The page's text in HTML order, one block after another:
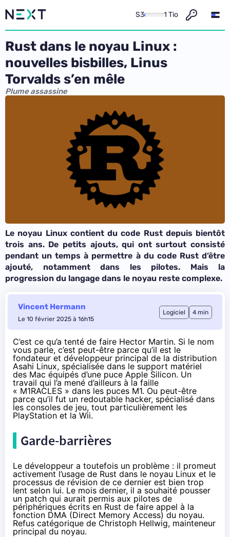
S3 1 Tio
Rust dans le noyau Linux :
nouvelles bisbilles, Linus
Torvalds s’en mêle
Plume assassine
Le noyau Linux contient du code Rust depuis bientôt
trois ans. De petits ajouts, qui ont surtout consisté
pendant un temps à permettre à du code Rust d’être
ajouté, notamment dans les pilotes. Mais la
progression du langage dans le noyau reste complexe.
Vincent Hermann
Le 10 février 2025 à 16h15
Logiciel 4 min
C’est ce qu’a tenté de faire Hector Martin. Si le nom
vous parle, c’est peut-être parce qu’il est le
fondateur et développeur principal de la distribution
Asahi Linux, spécialisée dans le support matériel
des Mac équipés d’une puce Apple Silicon. Un
travail qui l’a mené d’ailleurs à la faille
« M1RACLES » dans les puces M1. Ou peut-être
parce qu’il fut un redoutable hacker, spécialisé dans
les consoles de jeu, tout particulièrement les
PlayStation et la Wii.
Garde-barrières
Le développeur a toutefois un problème : il promeut
activement l’usage de Rust dans le noyau Linux et le
processus de révision de ce dernier est bien trop
lent selon lui. Le mois dernier, il a souhaité pousser
un patch qui aurait permis aux pilotes de
périphériques écrits en Rust de faire appel à la
fonction DMA (Direct Memory Access) du noyau.
Refus catégorique de Christoph Hellwig, mainteneur
principal du noyau.